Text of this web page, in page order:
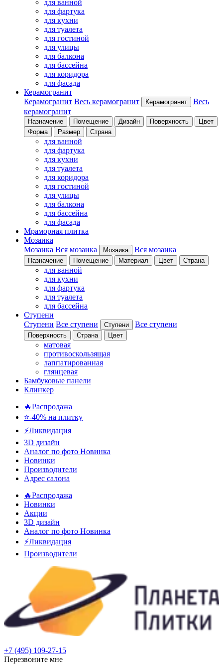
для ванной
для фартука
для кухни
для туалета
для гостиной
для улицы
для балкона
для бассейна
для коридора
для фасада
Керамогранит
Керамогранит Весь керамогранит Керамогранит
Весь
керамогранит
Назначение Помещение Дизайн Поверхность
Цвет
Форма
Размер Страна
для ванной
для фартука
для кухни
для туалета
для коридора
для гостиной
для улицы
для балкона
для бассейна
для фасада
Мраморная плитка
Мозаика
Мозаика Вся мозаика Мозаика Вся мозаика
Назначение Помещение Материал Цвет Страна
для ванной
для кухни
для фартука
для туалета
для бассейна
Ступени
Ступени Все ступени Ступени Все ступени
Поверхность Страна Цвет
матовая
противоскользящая
лаппатированная
глянцевая
Бамбуковые панели
Клинкер
🔥Распродажа
⭐-40% на плитку
⚡️Ликвидация
3D дизайн
Аналог по фото Новинка
Новинки
Производители
Адрес салона
🔥Распродажа
Новинки
Акции
3D дизайн
Аналог по фото Новинка
⚡Ликвидация
Производители
+7 (495) 109-27-15
Перезвоните мне